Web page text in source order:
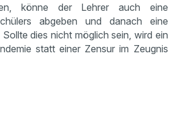
könne der Lehrer auch eine
abgeben und danach eine
dies nicht möglich sein, wird ein
statt einer Zensur im Zeugnis